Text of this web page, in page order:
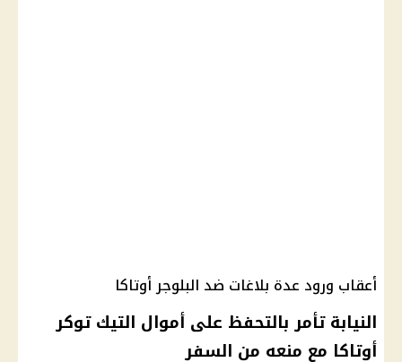
أعقاب ورود عدة بلاغات ضد البلوجر أوتاكا
النيابة تأمر بالتحفظ على أموال التيك توكر
أوتاكا مع منعه من السفر